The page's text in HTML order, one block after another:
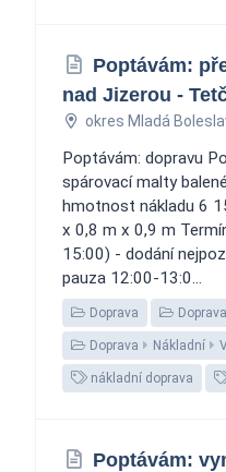
Poptávám:
nad Jizerou -
okres Mladá
Poptávám: dopravu
spárovací malty
hmotnost nákladu 6
x 0,8 m x 0,9 m
15:00) - dodání
pauza 12:00-13:0...
Doprava Doprava
Doprava Nákladní
nákladní doprava
Poptávám: